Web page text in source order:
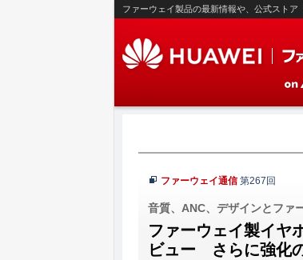
ファーウェイ製品の最新情報や、公式スト
ファーウェイ通信 第267回
音質、ANC、デザインとファ
ファーウェイ製イヤ
ビュー さらに強化